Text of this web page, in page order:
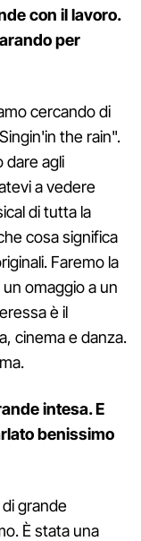
con il lavoro.
per
cercando di
the rain".
dare agli
a vedere
di tutta la
cosa significa
Faremo la
omaggio a un
è il
cinema e danza.
intesa. E
benissimo
grande
È stata una